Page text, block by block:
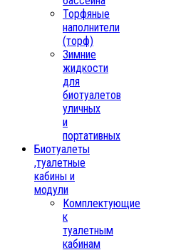
Торфяные
наполнители
(торф)
Зимние
жидкости
для
биотуалетов
уличных
и
портативных
Биотуалеты
,туалетные
кабины и
модули
Комплектующие
к
туалетным
кабинам